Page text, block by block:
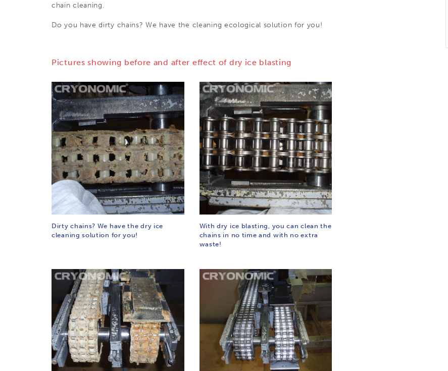
chain cleaning.
Do you have dirty chains? We have the cleaning ecological solution for you!
Pictures showing before and after effect of dry ice blasting
Dirty chains? We have the dry ice
cleaning solution for you!
With dry ice blasting, you can clean the
chains in no time and with no extra
waste!